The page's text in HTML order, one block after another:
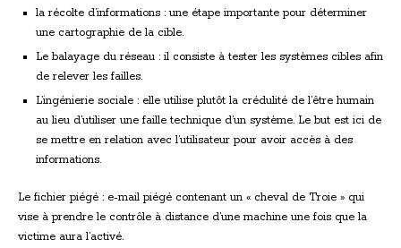
la récolte d’informations : une étape importante pour déterminer
une cartographie de la cible.
Le balayage du réseau : il consiste à tester les systèmes cibles afin
de relever les failles.
L’ingénierie sociale : elle utilise plutôt la crédulité de l’être humain
au lieu d’utiliser une faille technique d’un système. Le but est ici de
se mettre en relation avec l’utilisateur pour avoir accès à des
informations.
Le fichier piégé : e-mail piégé contenant un « cheval de Troie » qui
vise à prendre le contrôle à distance d’une machine une fois que la
victime aura l’activé.